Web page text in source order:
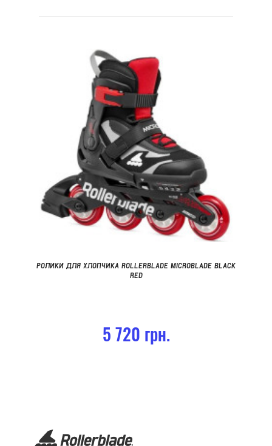
РОЛИКИ ДЛЯ ХЛОПЧИКА ROLLERBLADE MICROBLADE BLACK
RED
5 720 грн.